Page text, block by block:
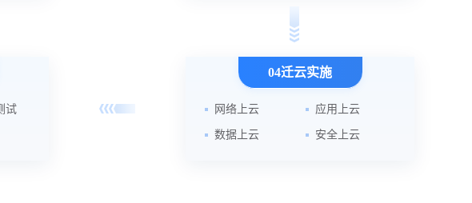
试
04迁云实施
网络上云 应用上云
数据上云 安全上云